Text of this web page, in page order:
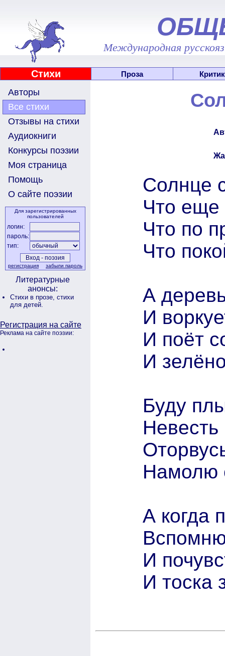
Международная
Стихи Проза
Авторы
Все стихи
Отзывы на стихи
Аудиокниги
Конкурсы поэзии
Моя страница
Помощь
О сайте поэзии
Для зарегистрированных
пользователей
логин:
пароль:
тип:
регистрация забыли пароль
Литературные
анонсы:
Стихи в прозе, стихи
для детей.
Регистрация на сайте
Реклама на сайте поэзии:
Солнце
Что еще
Что по
Что
А
И
И поёт
И
Буду
Невесть
Намолю
А когда
И
И тоска